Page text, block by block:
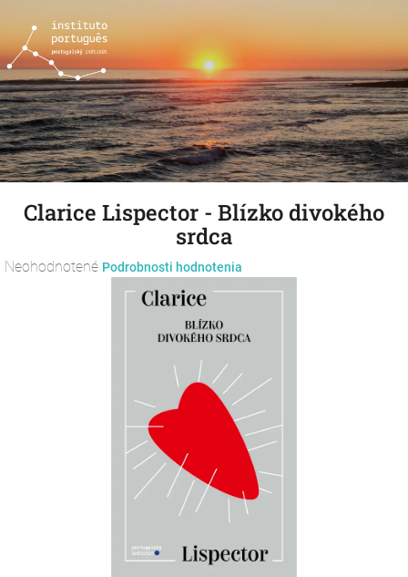
obsah
Clarice Lispector - Blízko divokého
srdca
Priemerné
Neohodnotené Podrobnosti hodnotenia